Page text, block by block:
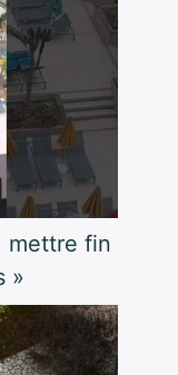
mettre fin
»